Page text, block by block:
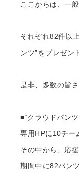
ニュース
企業情報
ここからは、一
それぞれ82件以
ンツ”をプレゼン
是非、多数の皆
■“クラウドパン
専用HPに10チー
その中から、応
期間中に82パン